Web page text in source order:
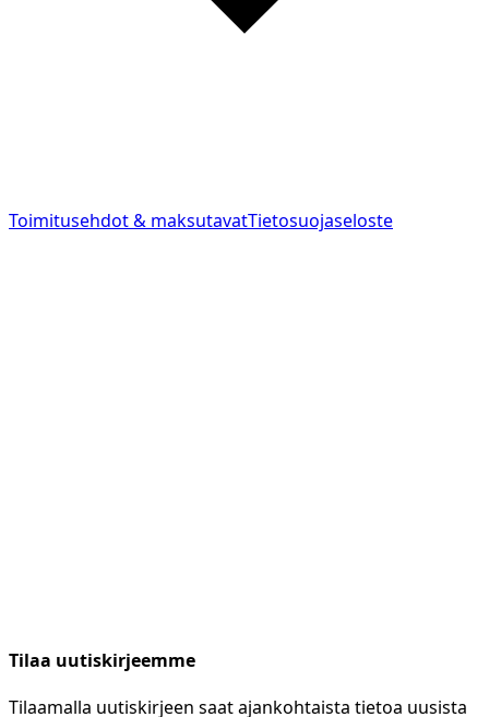
Toimitusehdot & maksutavatTietosuojaseloste
Tilaa uutiskirjeemme
Tilaamalla uutiskirjeen saat ajankohtaista tietoa uusista